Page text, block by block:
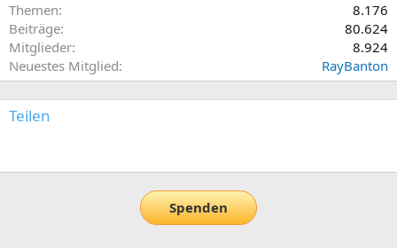
Themen
8.176
Beiträge
80.624
Mitglieder
8.924
Neuestes Mitglied
RayBanton
Teilen
Spenden